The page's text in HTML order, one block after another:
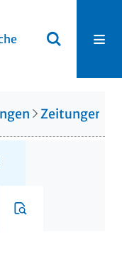
Zeitungen